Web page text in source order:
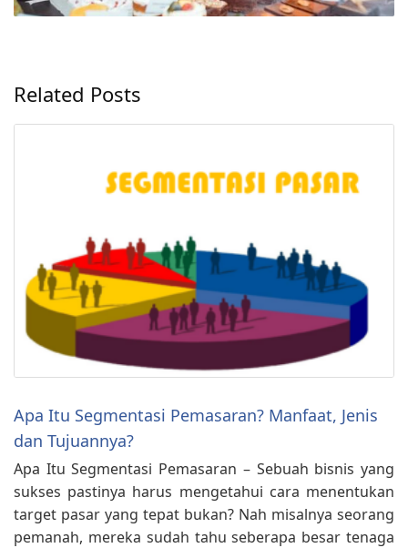
Related Posts
Apa Itu Segmentasi Pemasaran? Manfaat, Jenis
dan Tujuannya?
Apa Itu Segmentasi Pemasaran – Sebuah bisnis yang
sukses pastinya harus mengetahui cara menentukan
target pasar yang tepat bukan? Nah misalnya seorang
pemanah, mereka sudah tahu seberapa besar tenaga